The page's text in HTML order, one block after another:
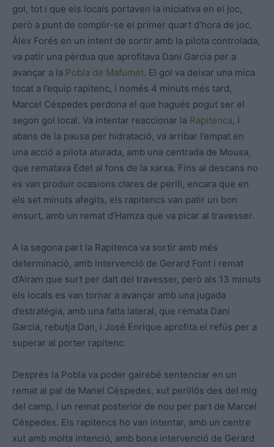
gol, tot i que els locals portaven la iniciativa en el joc,
però a punt de complir-se el primer quart d’hora de joc,
Àlex Forés en un intent de sortir amb la pilota controlada,
va patir una pèrdua que aprofitava Dani Garcia per a
avançar a la Pobla de Mafumet. El gol va deixar una mica
tocat a l’equip rapitenc, i només 4 minuts més tard,
Marcel Céspedes perdona el que hagués pogut ser el
segon gol local. Va intentar reaccionar la Rapitenca, i
abans de la pausa per hidratació, va arribar l’empat en
una acció a pilota aturada, amb una centrada de Mousa,
que rematava Edet al fons de la xarxa. Fins al descans no
es van produir ocasions clares de perill, encara que en
els set minuts afegits, els rapitencs van patir un bon
ensurt, amb un remat d’Hamza que va picar al travesser.
A la segona part la Rapitenca va sortir amb més
determinació, amb intervenció de Gerard Font i remat
d’Airam que surt per dalt del travesser, però als 13 minuts
els locals es van tornar a avançar amb una jugada
d’estratègia, amb una falta lateral, que remata Dani
Garcia, rebutja Dan, i José Enrique aprofita el refús per a
superar al porter rapitenc.
Després la Pobla va poder gairebé sentenciar en un
remat al pal de Manel Céspedes, xut perillós des del mig
del camp, i un remat posterior de nou per part de Marcel
Céspedes. Els rapitencs ho van intentar, amb un centre
xut amb molta intenció, amb bona intervenció de Gerard